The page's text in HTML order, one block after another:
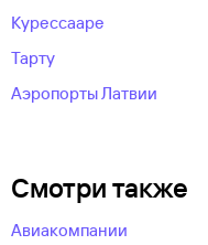
Курессааре
Тарту
Аэропорты Латвии
Смотри также
Авиакомпании